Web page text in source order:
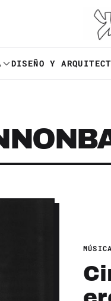
DISEÑO Y
MÚSICA